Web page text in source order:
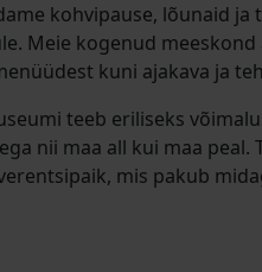
kohvipause, lõunaid
Meie kogenud
kuni ajakava ja
teeb eriliseks
nii maa all kui maa peal.
mis pakub